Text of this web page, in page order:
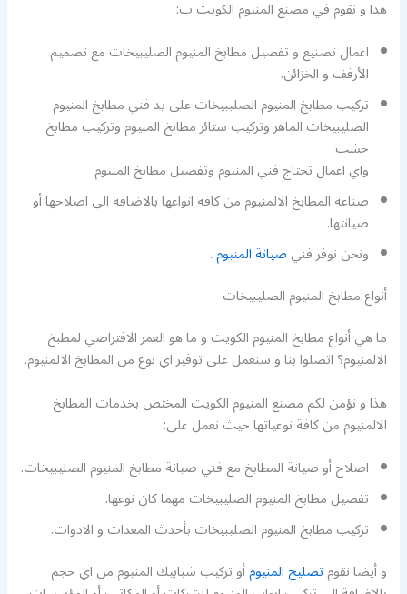
هذا و نقوم في مصنع المنيوم الكويت ب:
اعمال تصنيع و تفصيل مطابخ المنيوم الصليبيخات مع تصميم
الأرفف و الخزائن.
تركيب مطابخ المنيوم الصليبيخات على يد فني مطابخ المنيوم
الصليبيخات الماهر وتركيب ستائر مطابخ المنيوم وتركيب مطابخ
خشب
واي اعمال تحتاج فني المنيوم وتفصيل مطابخ المنيوم
صناعة المطابخ الالمنيوم من كافة انواعها بالاضافة الى اصلاحها أو
صيانتها.
ونحن نوفر فنيصيانة المنيوم.
أنواع مطابخ المنيوم الصليبيخات
ما هي أنواع مطابخ المنيوم الكويت و ما هو العمر الافتراضي لمطبخ
الالمنيوم؟ اتصلوا بنا و سنعمل على توفير اي نوع من المطابخ الالمنيوم.
هذا و نؤمن لكم مصنع المنيوم الكويت المختص بخدمات المطابخ
الالمنيوم من كافة نوعياتها حيث نعمل على:
اصلاح أو صيانة المطابخ مع فني صيانة مطابخ المنيوم الصليبيخات.
تفصيل مطابخ المنيوم الصليبيخات مهما كان نوعها.
تركيب مطابخ المنيوم الصليبيخات بأحدث المعدات و الادوات.
و أيضا نقومتصليح المنيومأو تركيب شبابيك المنيوم من اي حجم